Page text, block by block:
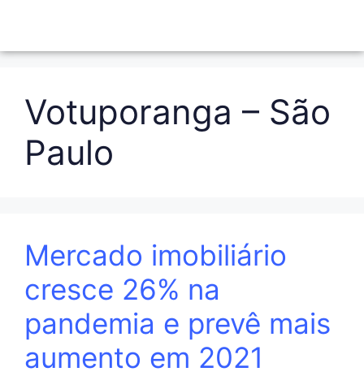
Votuporanga – São
Paulo
Mercado imobiliário
cresce 26% na
pandemia e prevê mais
aumento em 2021